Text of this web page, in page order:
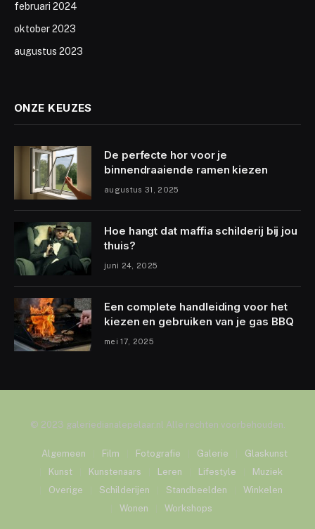
februari 2024
oktober 2023
augustus 2023
ONZE KEUZES
De perfecte hor voor je
binnendraaiende ramen kiezen
augustus 31, 2025
Hoe hangt dat maffia schilderij bij jou
thuis?
juni 24, 2025
Een complete handleiding voor het
kiezen en gebruiken van je gas BBQ
mei 17, 2025
© 2023 galeriedianalepelaar.nl Alle rechten voorbehouden.
Algemeen Film Fotografie Galerie
Glaskunst
Kunst
Kunstenaars Leren Lifestyle
Muziek
Overige
Schilderijen Standbeelden
Winkelen
Wonen
Workshops